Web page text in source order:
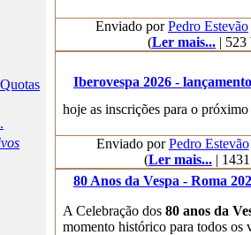
Enviado porPedro Estevão
(Ler mais... | 523
Iberovespa 2026 -
hoje as inscrições para o próximo
Enviado porPedro Estevão
(Ler mais... |
80 Anos da Vespa - Roma
A Celebração dos 80 anos da
momento histórico para todos os